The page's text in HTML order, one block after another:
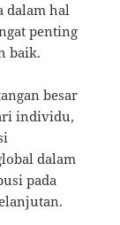
dalam hal
penting
baik.
besar
individu,
dalam
pada